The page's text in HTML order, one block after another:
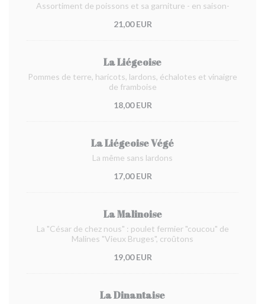
Assortiment de poissons et sa garniture - en saison-
21,00 EUR
La Liégeoise
Pommes de terre, haricots, lardons, échalotes et vinaigre
de framboise
18,00 EUR
La Liégeoise Végé
La même sans lardons
17,00 EUR
La Malinoise
La "César de chez nous" : poulet fermier "coucou" de
Malines "Vieux Bruges", croûtons
19,00 EUR
La Dinantaise